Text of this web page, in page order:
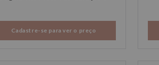
Cadastre-se para ver o preço